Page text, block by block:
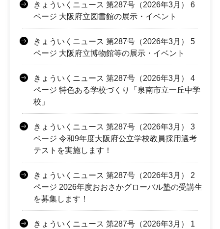
きょういくニュース 第287号（2026年3月） 6
ページ 大阪府立図書館の展示・イベント
きょういくニュース 第287号（2026年3月） 5
ページ 大阪府立博物館等の展示・イベント
きょういくニュース 第287号（2026年3月） 4
ページ 特色ある学校づくり「泉南市立一丘中学
校」
きょういくニュース 第287号（2026年3月） 3
ページ 令和9年度大阪府公立学校教員採用選考
テストを実施します！
きょういくニュース 第287号（2026年3月） 2
ページ 2026年度おおさかグローバル塾の受講生
を募集します！
きょういくニュース 第287号（2026年3月） 1